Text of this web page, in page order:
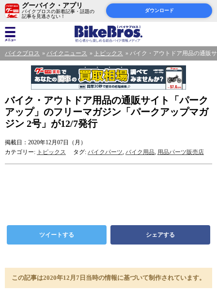
グーバイク・アプリ
バイクブロスの新着記事・話題の
記事を見逃さない！
ダウンロード
バイクブロス バイクニュース トピックス バイク・アウトドア用品の通販
バイク・アウトドア用品の通販サイト「パーク
アップ」のフリーマガジン「パークアップマガ
ジン 2号」が12/7発行
掲載日：2020年12月07日（月）
カテゴリー: トピックス タグ: バイクパーツ, バイク用品, 用品パーツ販売店
ツイートする シェアする
この記事は2020年12月7日当時の情報に基づいて制作されています。